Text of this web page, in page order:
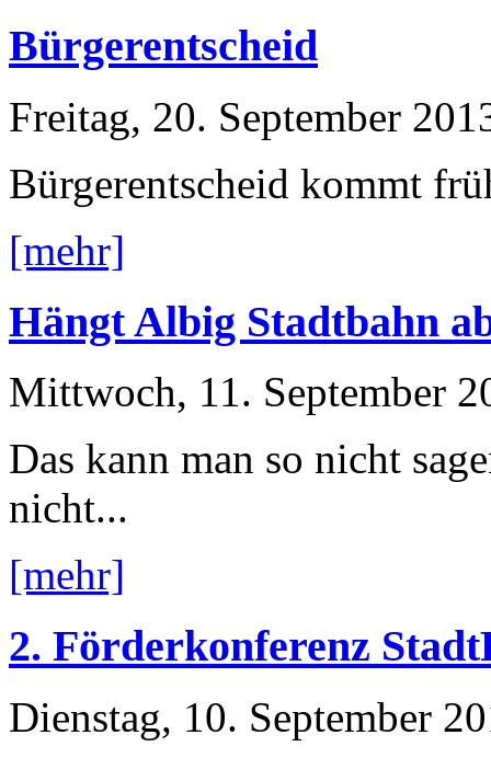
Bürgerentscheid
Freitag, 20. September
Bürgerentscheid kommt
[mehr]
Hängt Albig Stadtbahn
Mittwoch, 11. September
Das kann man so nicht
nicht...
[mehr]
2. Förderkonferenz
Dienstag, 10. September